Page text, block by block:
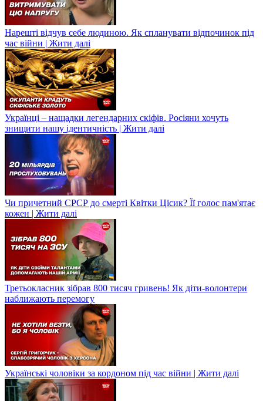
Нарешті відчув себе людиною. Як спланувати відпочинок під
час війни | Жити далі
Українці – нащадки легендарних скіфів. Росіяни хочуть
знищити нашу ідентичність | Жити далі
Чи причетний СРСР до смерті Квітки Цісик? Її голос пам'ятає
кожен | Жити далі
Третьокласник зібрав 800 тисяч гривень! Як діти-волонтери
наближають перемогу
Українські чоловіки за кордоном під час війни | Жити далі